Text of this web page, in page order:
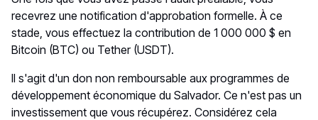
recevrez une notification d'approbation formelle. À ce
stade, vous effectuez la contribution de 1 000 000 $ en
Bitcoin (BTC) ou Tether (USDT).
Il s'agit d'un don non remboursable aux programmes de
développement économique du Salvador. Ce n'est pas un
investissement que vous récupérez. Considérez cela